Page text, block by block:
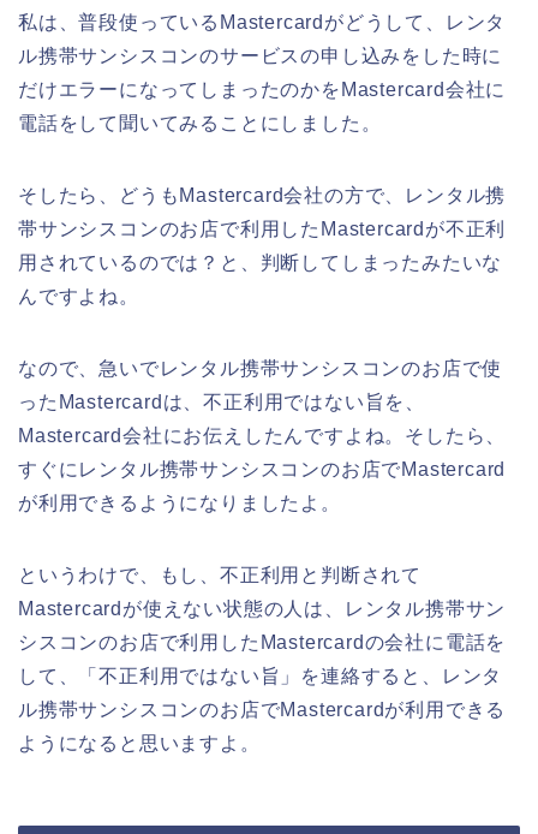
私は、普段使っているMastercardがどうして、レンタ
ル携帯サンシスコンのサービスの申し込みをした時に
だけエラーになってしまったのかをMastercard会社に
電話をして聞いてみることにしました。
そしたら、どうもMastercard会社の方で、レンタル携
帯サンシスコンのお店で利用したMastercardが不正利
用されているのでは？と、判断してしまったみたいな
んですよね。
なので、急いでレンタル携帯サンシスコンのお店で使
ったMastercardは、不正利用ではない旨を、
Mastercard会社にお伝えしたんですよね。そしたら、
すぐにレンタル携帯サンシスコンのお店でMastercard
が利用できるようになりましたよ。
というわけで、もし、不正利用と判断されて
Mastercardが使えない状態の人は、レンタル携帯サン
シスコンのお店で利用したMastercardの会社に電話を
して、「不正利用ではない旨」を連絡すると、レンタ
ル携帯サンシスコンのお店でMastercardが利用できる
ようになると思いますよ。